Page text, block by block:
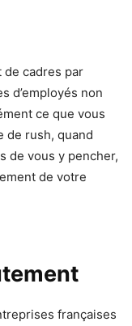
de cadres par
d’employés non
ce que vous
de rush, quand
de vous y pencher,
de votre
françaises